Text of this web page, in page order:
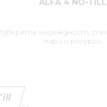
ALFA 4 NO-TILL
надеждност,
пари и ресурси